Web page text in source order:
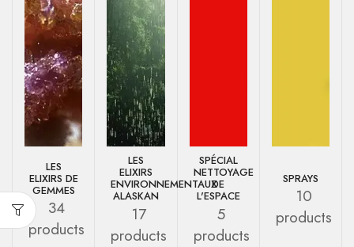
LES
ELIXIRS DE
GEMMES
34
products
LES
ELIXIRS
ENVIRONNEMENTAUX
ALASKAN
17
products
SPÉCIAL
NETTOYAGE
DE
L'ESPACE
5
products
SPRAYS
10
products